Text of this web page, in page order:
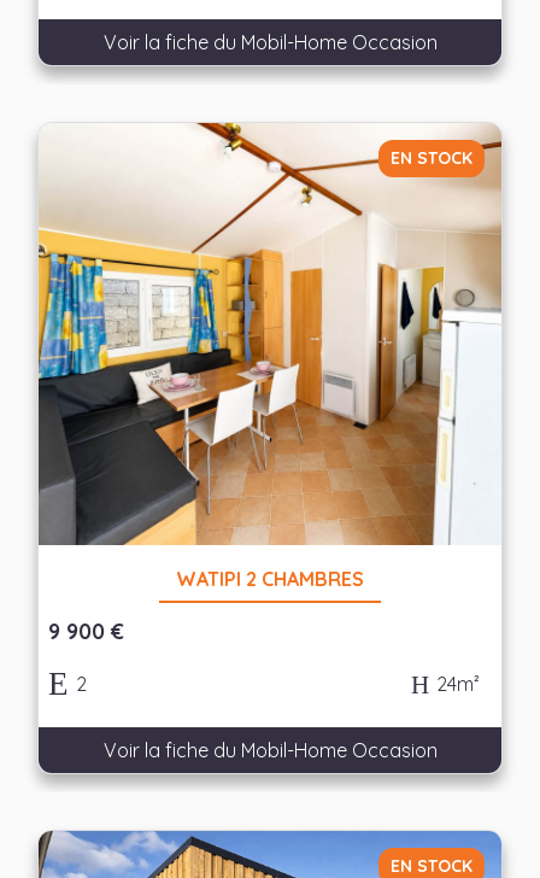
Voir la fiche du Mobil-Home Occasion
EN STOCK
WATIPI 2 CHAMBRES
9 900 €
2 24m²
Voir la fiche du Mobil-Home Occasion
EN STOCK